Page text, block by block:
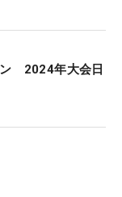
2024年大会日